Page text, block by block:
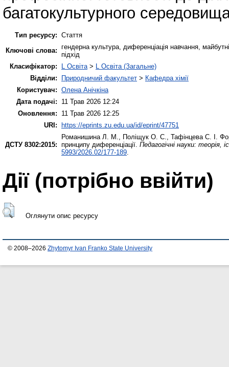
багатокультурного
Тип ресурсу: Стаття
Ключові слова: гендерна культура, диференціація навчання,
підхід
Класифікатор:
L Освіта> L Освіта (Загальне)
Відділи:
Природничий факультет > Кафедра хімії
Користувач: Олена Анічкіна
Дата подачі:
11 Трав 2026 12:24
Оновлення:
11 Трав 2026 12:25
URI:
https://eprints.zu.edu.ua/id/eprint/47751
ДСТУ 8302:2015:
Романишина Л. М., Поліщук О. С., Тафінцева С. І.
принципу диференціації. Педагогічні науки: теорія,
5993/2026.02/177-189.
Дії ​​(потрібно ввійти)
Оглянути опис ресурсу
© 2008–2026 Zhytomyr Ivan Franko State University